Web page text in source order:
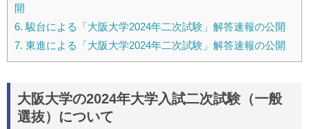
開
6. 駿台による「大阪大学2024年二次試験」解答速報の公開
7. 東進による「大阪大学2024年二次試験」解答速報の公開
大阪大学の2024年大学入試二次試験（一般
選抜）について